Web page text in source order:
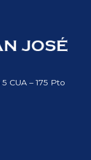
CUA – 175 Pto